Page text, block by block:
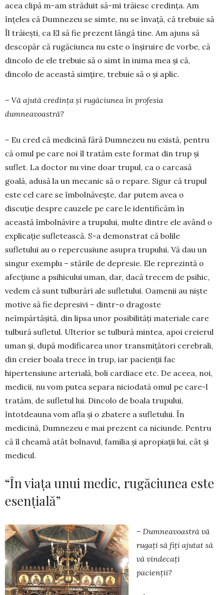
acea clipă m-am străduit să-mi trăiesc credința. Am
înțeles că Dumnezeu se simte, nu se învață, că trebuie să
Îl trăiești, ca El să fie prezent lângă tine. Am ajuns să
descopăr că rugăciunea nu este o înșiruire de vorbe, că
dincolo de ele trebuie să o simt în inima mea și că,
dincolo de această simțire, trebuie să o și aplic.
– Vă ajută credința și rugăciunea în profesia
dumneavoastră?
– Eu cred că medicină fără Dumnezeu nu există, pentru
că omul pe care noi îl tratăm este format din trup și
suflet. La doctor nu vine doar trupul, ca o carcasă
goală, adusă la un mecanic să o repare. Sigur că trupul
este cel care se îmbolnăvește, dar putem avea o
discuție despre cauzele pe care le identificăm în
această îmbolnăvire a trupului, multe dintre ele având o
explicație sufletească. S-a demonstrat că bolile
sufletului au o repercusiune asupra trupului. Vă dau un
singur exemplu – stările de depresie. Ele reprezintă o
afecțiune a psihicului uman, dar, dacă trecem de psihic,
vedem că sunt tulburări ale sufletului. Oamenii au niște
motive să fie depresivi – dintr-o dragoste
neîmpărtășită, din lipsa unor posibilități materiale care
tulbură sufletul. Ulterior se tulbură mintea, apoi creierul
uman și, după modificarea unor transmițători cerebrali,
din creier boala trece în trup, iar pacienții fac
hipertensiune arterială, boli cardiace etc. De aceea, noi,
medicii, nu vom putea separa niciodată omul pe care-l
tratăm, de sufletul lui. Dincolo de boala trupului,
întotdeauna vom afla și o zbatere a sufletului. În
medicină, Dumnezeu e mai prezent ca niciunde. Pentru
că îl cheamă atât bolnavul, familia și apropiații lui, cât și
medicul.
“În viața unui medic, rugăciunea este
esențială”
– Dumneavoastră vă
rugați să fiți ajutat să
vă vindecați
pacienții?